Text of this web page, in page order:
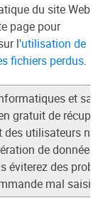
du site Web
page pour
l'utilisation de
fichiers perdus.
et
gratuit de
utilisateurs
de données
éviterez des
mal